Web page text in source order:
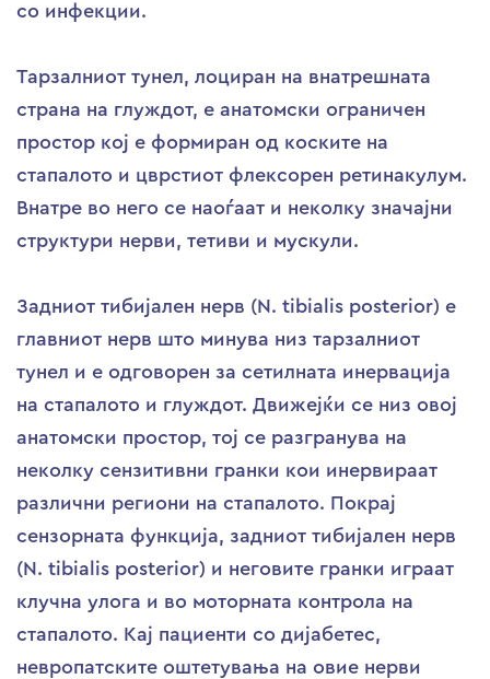
со инфекции.
Тарзалниот тунел, лоциран на внатрешната
страна на глуждот, е анатомски ограничен
простор кој е формиран од коските на
стапалото и цврстиот флексорен ретинакулум.
Внатре во него се наоѓаат и неколку значајни
структури нерви, тетиви и мускули.
Задниот тибијален нерв (N. tibialis posterior) е
главниот нерв што минува низ тарзалниот
тунел и е одговорен за сетилната инервација
на стапалото и глуждот. Движејќи се низ овој
анатомски простор, тој се разгранува на
неколку сензитивни гранки кои инервираат
различни региони на стапалото. Покрај
сензорната функција, задниот тибијален нерв
(N. tibialis posterior) и неговите гранки играат
клучна улога и во моторната контрола на
стапалото. Кај пациенти со дијабетес,
невропатските оштетувања на овие нерви